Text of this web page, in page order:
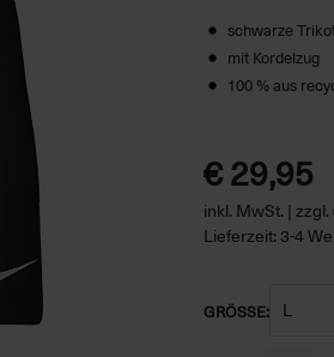
schwarze
mit Kordelzug
100 % aus
€ 29,95
inkl. MwSt. |
Lieferzeit: 3-4
GRÖSSE: